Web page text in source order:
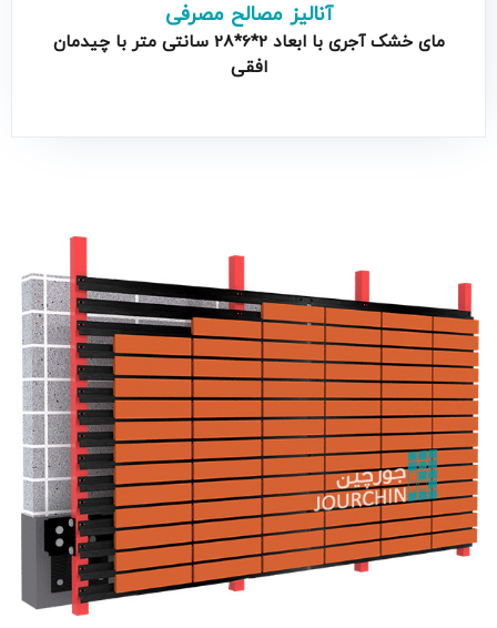
آنالیز مصالح مصرفی
ماى خشک آجرى با ابعاد 2*6*28 سانتى متر با چیدمان
افقى